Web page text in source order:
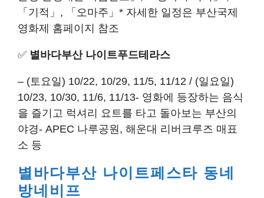
「기적」, 「오마주」* 자세한 일정은 부산국제
영화제 홈페이지 참조
✅ 별바다부산 나이트푸드테라스
– (토요일) 10/22, 10/29, 11/5, 11/12 / (일요일)
10/23, 10/30, 11/6, 11/13- 영화에 등장하는 음식
을 즐기고 럭셔리 요트를 타고 돌아보는 부산의
야경- APEC 나루공원, 해운대 리버크루즈 매표
소 등
별바다부산 나이트페스타 동네
방네비프